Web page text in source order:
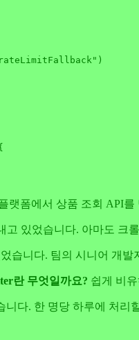
폼에서 상품 조회 API
있었습니다. 아마도 크
습니다. 팀의 시니어 개
란 무엇일까요? 쉽게 비
다. 한 명당 하루에 처